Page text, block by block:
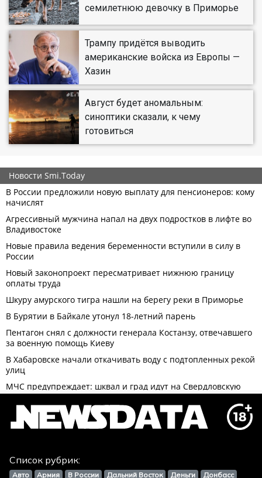
семилетнюю девочку в Приморье
Трампу придётся выводить
американские войска из Европы —
Хазин
Август будет аномальным:
синоптики сказали, к чему
готовиться
Список рубрик:
Авто Армия В России Дальний Восток Деньги Донбасс